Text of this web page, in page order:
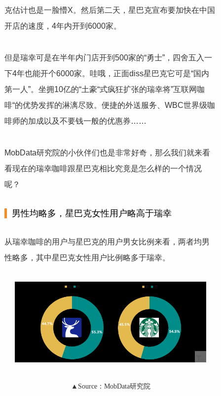
克估计也是一脸懵X。然后第二天，星巴克宣布要加快在中国
开店的速度，4年内开到6000家。
但是瑞幸可是在半年内门店开到500家的“勇士”，四舍五入一
下4年也能开个6000家。哇哦，正面diss星巴克它可是“国内
第一人”。坐拥10亿的“土豪“式疯狂扩张的瑞幸将”互联网咖
啡“的优势发挥的淋漓尽致。便捷的外送服务、WBC世界级咖
啡师的加成以及不要钱一般的优惠券……
MobData研究院的小伙伴们也是非常好奇，那么我们就来看
看现在的瑞幸咖啡跟星巴克相比究竟是怎么样的一个情况
呢？
男性均略多，星巴克女性用户略高于瑞幸
从瑞幸咖啡的用户与星巴克的用户男女比例来看，两者均男
性略多，其中星巴克女性用户比例略多于瑞幸。
▲Source：MobData研究院